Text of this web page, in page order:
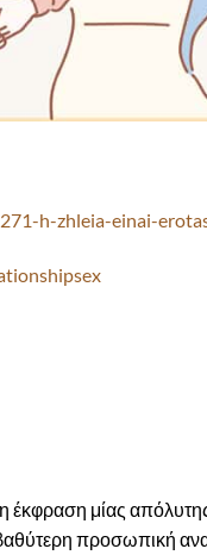
h-zhleia-einai-
έκφραση μίας
προσωπική